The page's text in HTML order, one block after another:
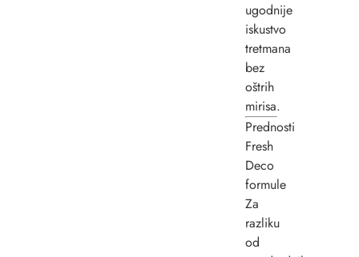
ugodnije
iskustvo
tretmana
bez
oštrih
mirisa.
Prednosti
Fresh
Deco
formule
Za
razliku
od